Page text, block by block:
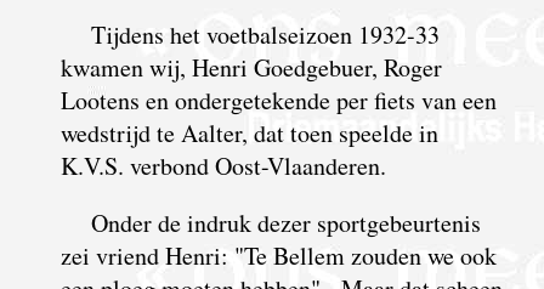
Tijdens het voetbalseizoen 1932-33
kwamen wij, Henri Goedgebuer, Roger
Lootens en ondergetekende per fiets van een
wedstrijd te Aalter, dat toen speelde in
K.V.S. verbond Oost-Vlaanderen.
Onder de indruk dezer sportgebeurtenis
zei vriend Henri: "Te Bellem zouden we ook